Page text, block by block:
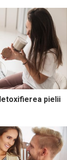
pielii